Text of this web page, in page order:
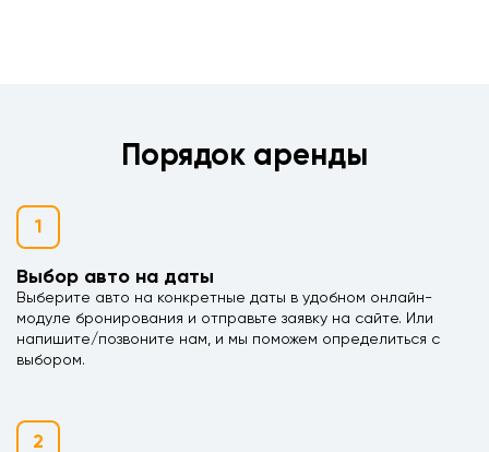
Порядок аренды
1
Выбор авто на даты
Выберите авто на конкретные даты в удобном онлайн-
модуле бронирования и отправьте заявку на сайте. Или
напишите/позвоните нам, и мы поможем определиться с
выбором.
2